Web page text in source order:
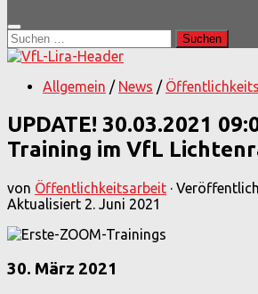
Suchen
nach:
Allgemein / News /
UPDATE! 30.03.2021
Training im VfL
von Öffentlichkeitsarbeit ·
Aktualisiert 2. Juni 2021
30. März 2021